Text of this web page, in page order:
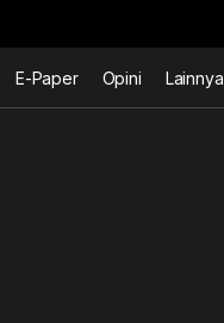
E-Paper Opini Lainnya